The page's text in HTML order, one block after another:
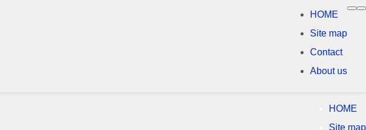
HOME
Site map
Contact
About us
HOME
Site map